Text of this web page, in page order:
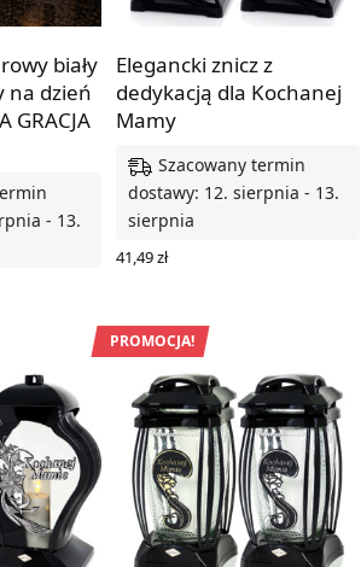
biały
na dzień
GRACJA
- 13.
Elegancki znicz z
dedykacją dla Kochanej
Mamy
Szacowany termin
dostawy: 12. sierpnia - 13.
sierpnia
41,49zł
PROMOCJA!